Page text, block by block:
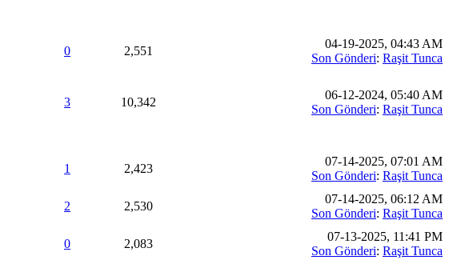
0 2,551
04-19-2025, 04:43 AM
Son Gönderi: Raşit Tunca
3 10,342
06-12-2024, 05:40 AM
Son Gönderi: Raşit Tunca
1 2,423
07-14-2025, 07:01 AM
Son Gönderi: Raşit Tunca
2 2,530
07-14-2025, 06:12 AM
Son Gönderi: Raşit Tunca
0 2,083
07-13-2025, 11:41 PM
Son Gönderi: Raşit Tunca